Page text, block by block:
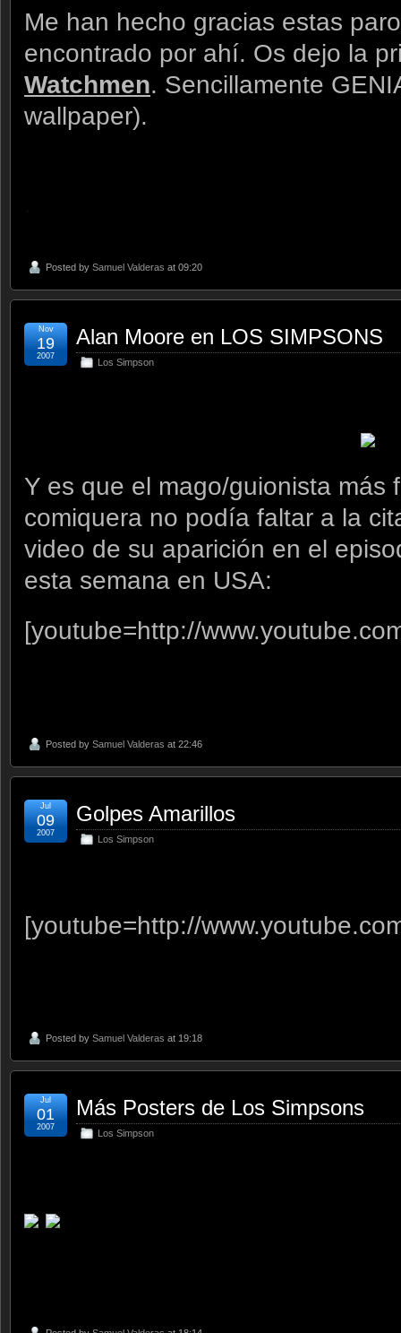
Me han hecho gracias estas
encontrado por ahí. Os dejo la
Watchmen. Sencillamente
wallpaper).
Posted by Samuel Valderas at 09:20
Alan Moore en LOS SIMPSONS
Los Simpson
Nov
19
2007
Y es que el mago/guionista más
comiquera no podía faltar a la
video de su aparición en el
esta semana en USA:
[youtube=http://
Posted by Samuel Valderas at 22:46
Golpes Amarillos
Los Simpson
Jul
09
2007
[youtube=http://
Posted by Samuel Valderas at 19:18
Más Posters de Los Simpsons
Los Simpson
Jul
01
2007